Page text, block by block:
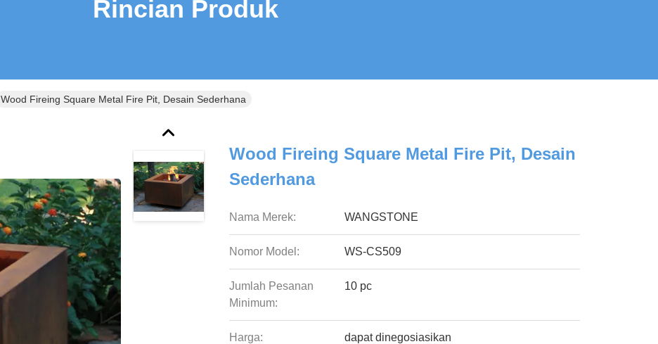
Rincian Produk
Wood Fireing Square Metal Fire Pit, Desain Sederhana
Wood Fireing Square Metal Fire Pit, Desain
Sederhana
Nama Merek: WANGSTONE
Nomor Model: WS-CS509
Jumlah Pesanan
Minimum:
10 pc
Harga: dapat dinegosiasikan